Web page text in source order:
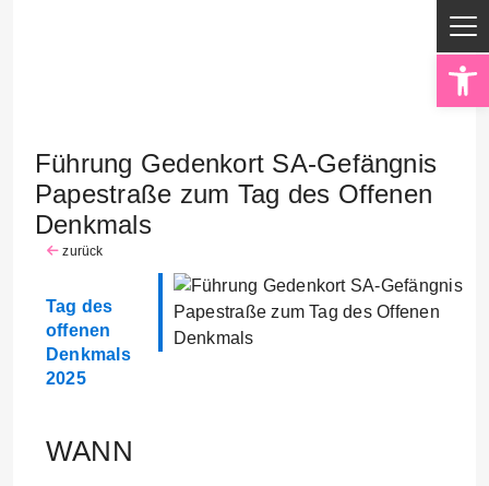
Führung Gedenkort SA-Gefängnis
Papestraße zum Tag des Offenen
Denkmals
zurück
Tag des
offenen
Denkmals
2025
WANN